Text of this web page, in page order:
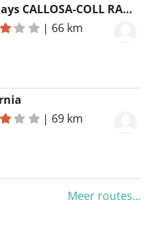
Coll de Rates Cycling Holidays CALLOSA-COLL RATES-JALÓN-BENISSA
| 66 km
| 69 km
Meer routes...